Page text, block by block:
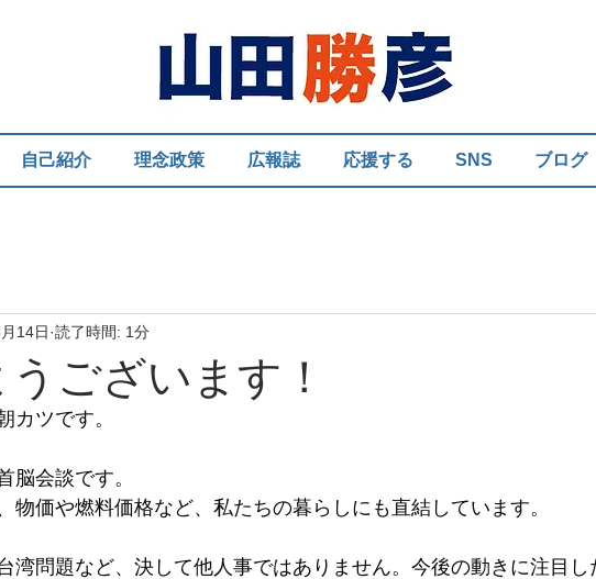
自己紹介 理念政策 広報誌 応援する SNS ブログ
ございます！
14日 読了時間: 1分
カツです。
脳会談です。
物価や燃料価格など、私たちの暮らしにも直結しています。
湾問題など、決して他人事ではありません。今後の動きに注目し